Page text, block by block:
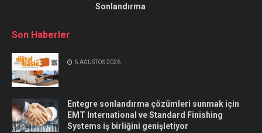
Sonlandırma
Son Haberler
5 AĞUSTOS 2026
Entegre sonlandırma çözümleri sunmak için
EMT International ve Standard Finishing
Systems iş birliğini genişletiyor